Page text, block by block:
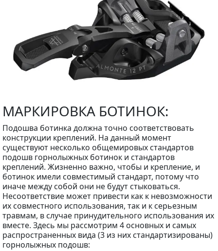
МАРКИРОВКА БОТИНОК:
Подошва ботинка должна точно соответствовать
конструкции креплений. На данный момент
существуют несколько общемировых стандартов
подошв горнолыжных ботинок и стандартов
креплений. Жизненно важно, чтобы и крепление, и
ботинок имели совместимый стандарт, потому что
иначе между собой они не будут стыковаться.
Несоответствие может привести как к невозможности
их совместного использования, так и к серьезным
травмам, в случае принудительного использования их
вместе. Здесь мы рассмотрим 4 основных и самых
распространенных вида (3 из них стандартизированы)
горнолыжных подошв: